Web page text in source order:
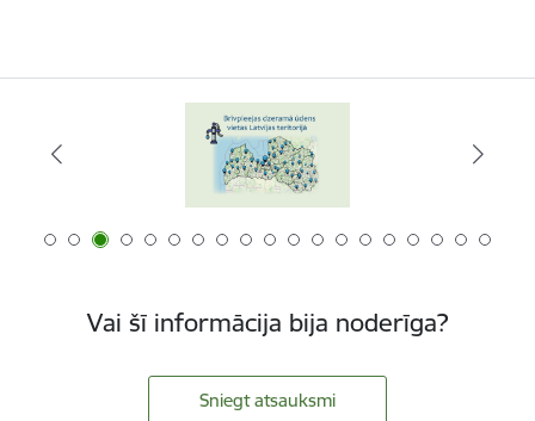
Vai šī informācija bija noderīga?
Sniegt atsauksmi